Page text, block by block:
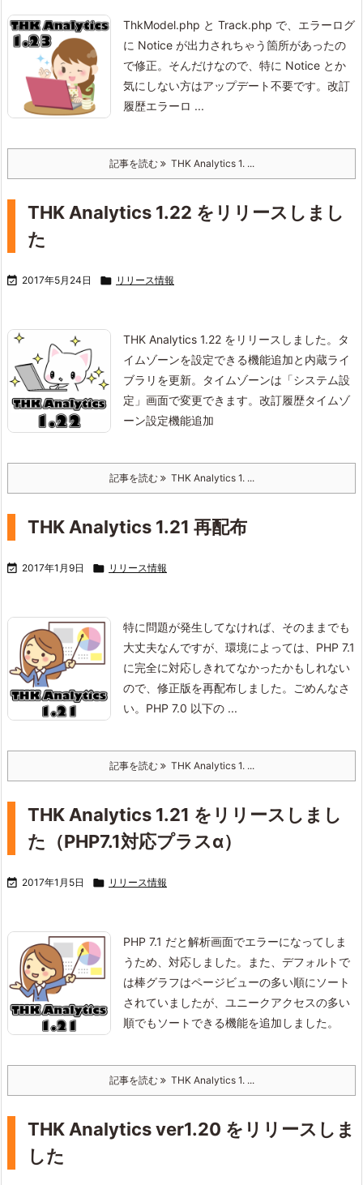
ThkModel.php と Track.php で、エラーログ
に Notice が出力されちゃう箇所があったの
で修正。 そんだけなので、特に Notice とか
気にしない方はアップデート不要です。 改訂
履歴エラーロ ...
記事を読む THK Analytics 1. ...
THK Analytics 1.22 をリリースしまし
た
 2017年5月24日  リリース情報
THK Analytics 1.22 をリリースしました。
タ
イムゾーンを設定できる機能追加と内蔵ライ
ブラリを更新。
タイムゾーンは「システム設
定」画面で変更できます。 改訂履歴タイムゾ
ーン設定機能追加
記事を読む THK Analytics 1. ...
THK Analytics 1.21 再配布
 2017年1月9日  リリース情報
特に問題が発生してなければ、そのままでも
大丈夫なんですが、 環境によっては、PHP 7.1
に完全に対応しきれてなかったかもしれない
ので、修正版を再配布しました。
ごめんなさ
い。 PHP 7.0 以下の ...
記事を読む THK Analytics 1. ...
THK Analytics 1.21 をリリースしまし
た（PHP7.1対応プラスα）
 2017年1月5日  リリース情報
PHP 7.1 だと解析画面でエラーになってしま
うため、対応しました。
また、デフォルトで
は棒グラフはページビューの多い順にソート
されていましたが、 ユニークアクセスの多い
順でもソートできる機能を追加しました。
記事を読む THK Analytics 1. ...
THK Analytics ver1.20 をリリースしま
した